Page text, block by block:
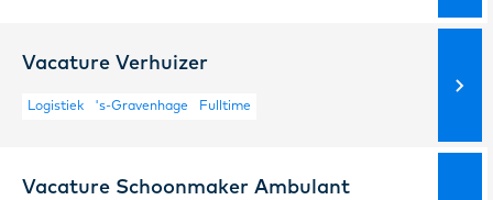
Vacature Verhuizer
Logistiek 's-Gravenhage Fulltime
Vacature Schoonmaker Ambulant